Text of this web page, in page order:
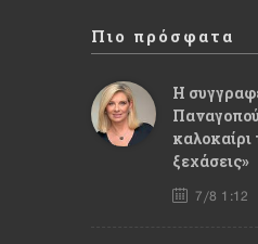
Πιο πρόσφατα
Η
καλοκαίρι
ξεχάσεις»
7/8 1:12